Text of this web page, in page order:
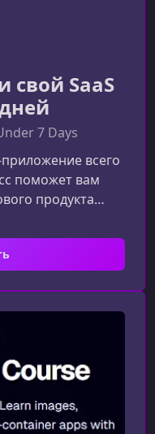
свой SaaS
7 Days
всего
поможет вам
продукта
теории. Вы
который
проекту.Что
построено
создания
и
и первых